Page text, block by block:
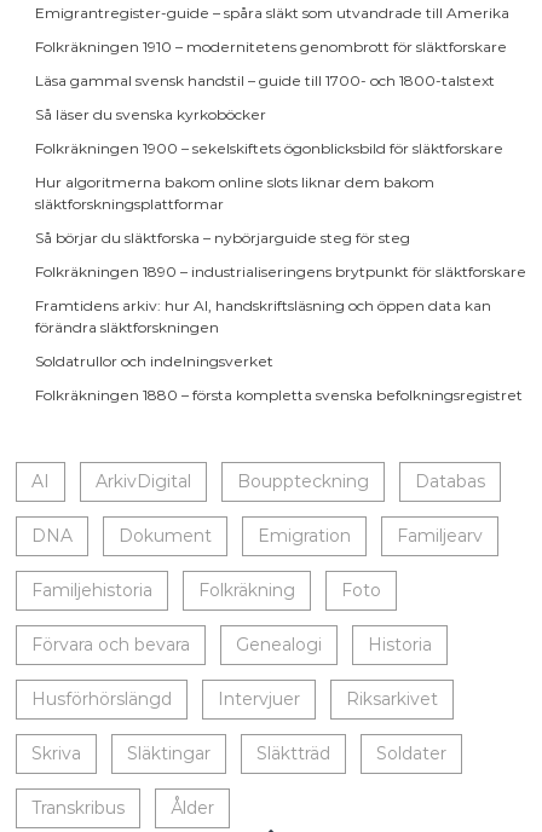
Emigrantregister-guide – spåra släkt som utvandrade till Amerika
Folkräkningen 1910 – modernitetens genombrott för släktforskare
Läsa gammal svensk handstil – guide till 1700- och 1800-talstext
Så läser du svenska kyrkoböcker
Folkräkningen 1900 – sekelskiftets ögonblicksbild för släktforskare
Hur algoritmerna bakom online slots liknar dem bakom
släktforskningsplattformar
Så börjar du släktforska – nybörjarguide steg för steg
Folkräkningen 1890 – industrialiseringens brytpunkt för släktforskare
Framtidens arkiv: hur AI, handskriftsläsning och öppen data kan
förändra släktforskningen
Soldatrullor och indelningsverket
Folkräkningen 1880 – första kompletta svenska befolkningsregistret
AI ArkivDigital Bouppteckning Databas
DNA Dokument Emigration Familjearv
Familjehistoria Folkräkning Foto
Förvara och bevara Genealogi Historia
Husförhörslängd Intervjuer Riksarkivet
Skriva Släktingar Släktträd Soldater
Transkribus Ålder